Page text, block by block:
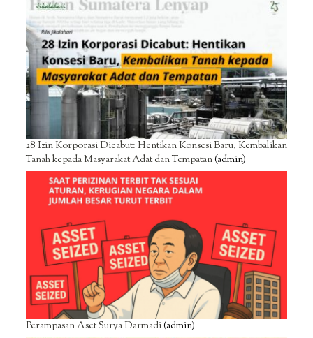
28 Izin Korporasi Dicabut: Hentikan Konsesi Baru, Kembalikan
Tanah kepada Masyarakat Adat dan Tempatan(admin)
Perampasan Aset Surya Darmadi(admin)